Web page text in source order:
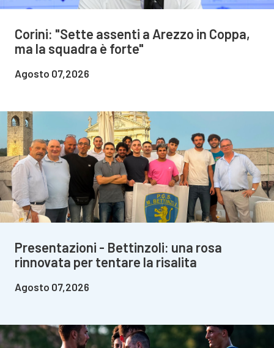
Corini: "Sette assenti a Arezzo in Coppa,
ma la squadra è forte"
Agosto 07,2026
Presentazioni - Bettinzoli: una rosa
rinnovata per tentare la risalita
Agosto 07,2026